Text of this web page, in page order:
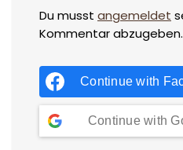
Du musst angemeldet
Kommentar abzugeben.
Continue with
Continue with